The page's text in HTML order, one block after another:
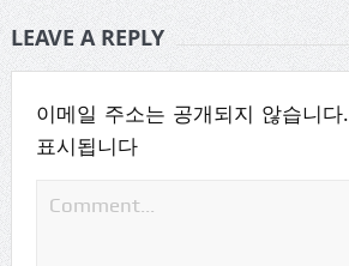
LEAVE A REPLY
이메일 주소는 공개되지 않습니다.
표시됩니다